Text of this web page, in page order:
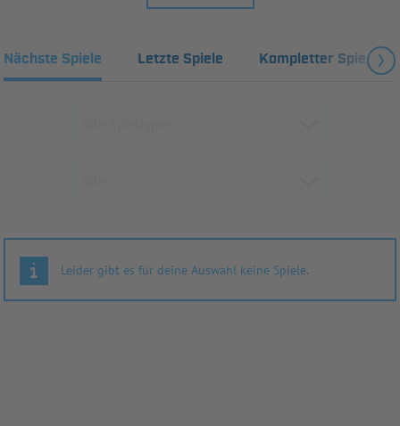
Nächste Spiele Letzte Spiele Kompletter Spielplan
Leider gibt es für deine Auswahl keine Spiele.